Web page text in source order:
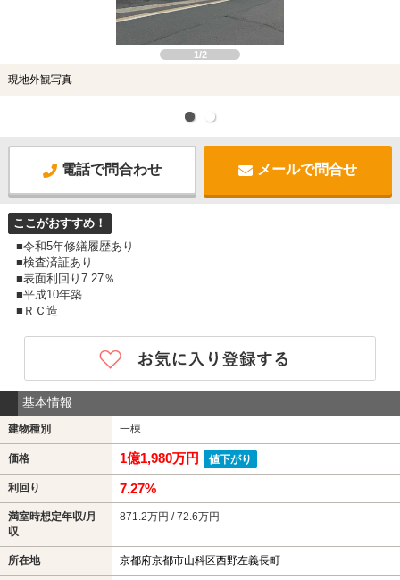
1/2
現地外観写真 -
電話で問合わせ メールで問合せ
ここがおすすめ！
■令和5年修繕履歴あり
■検査済証あり
■表面利回り7.27％
■平成10年築
■ＲＣ造
基本情報
建物種別 一棟
価格 1億1,980万円 値下がり
利回り 7.27%
満室時想定年収/月
収
871.2万円 / 72.6万円
所在地 京都府京都市山科区西野左義長町